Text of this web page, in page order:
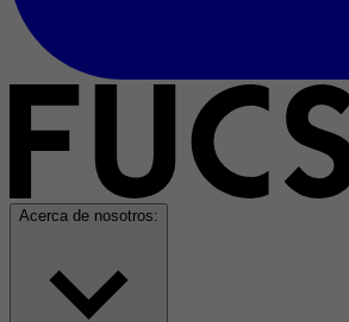
Acerca de nosotros: